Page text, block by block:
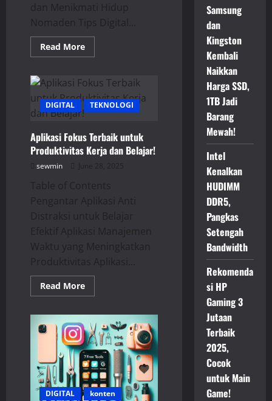
dan Menikmati Hidup
Nomaden Tips Digital...
Read MoreRead
more
Digital
Nomad:
Kerja
Remote
Sambil
DIGITAL TEKNOLOGI
Aplikasi Fokus Terbaik untuk
Produktivitas Kerja dan Belajar!
sewmin June 28, 2025
Table of Contents
Pengantar Aplikasi Anti
Distraksi untuk Belajar
Efektif Aplikasi Manajemen
Waktu yang Meningkatkan
Produktivitas Aplikasi...
Read MoreRead
more
Terbaik
untuk
Produktivitas
Kerja
dan
Belajar!
DIGITAL
konten
Samsung
dan
Kingston
Kembali
Naikkan
Harga SSD,
1TB Jadi
Barang
Mewah!
Intel
Kenalkan
HUDIMM
DDR5,
Pangkas
Setengah
Bandwidth
Rekomenda
si HP
Gaming 3
Jutaan
Terbaik
2025,
Cocok
untuk Main
Game!